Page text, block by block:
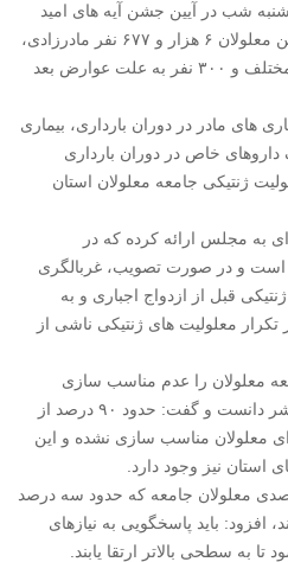
شب در آیین جشن آیه های امید
معلولان تربت حیدریه افزود: از این معلولان ۶ هزار و ۶۷۷ نفر مادرزادی،
۱۲ هزار نفر به دلیل بیماری های مختلف و ۳۰۰ نفر به علت عوارض بعد
های مادر در دوران بارداری، بیماری
خاص در دوران بارداری
ژنتیکی جامعه معلولان استان
به مجلس ارائه کرده که در
و در صورت تصویب، غربالگری
قبل از ازدواج اجباری و به
معلولیت های ژنتیکی ناشی از
معلولان را عدم مناسب سازی
فضای عمومی جامعه برای این قشر دانست و گفت: حدود ۹۰ درصد از
معلولان مناسب سازی نشده و این
نیز وجود دارد.
با اشاره به جامعه ۱۵ درصدی معلولان جامعه که حدود سه درصد
افزود: باید پاسخگویی به نیازهای
به سطحی بالاتر ارتقا یابند.